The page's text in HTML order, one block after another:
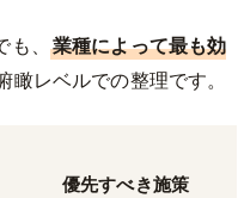
、 業種によって最も効
瞰レベルでの整理です。
優先すべき施策